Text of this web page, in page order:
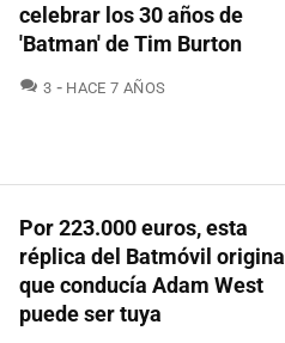
celebrar los 30 años de
'Batman' de Tim Burton
3 COMENTARIOS
HACE 7 AÑOS
Por 223.000 euros, esta
réplica del Batmóvil original
que conducía Adam West
puede ser tuya